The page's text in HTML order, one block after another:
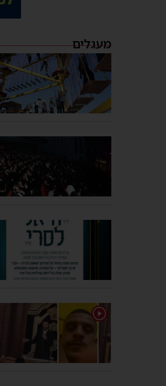
מעגלים
1